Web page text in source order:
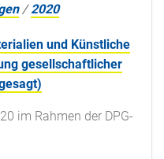
/2020
und Künstliche
gesellschaftlicher
im Rahmen der DPG-